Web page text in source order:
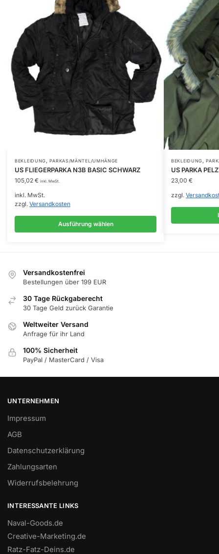
BEKLEIDUNG ,PARKAS/MÄNTEL/UMHÄNGE
US FLIEGERPARKA N3B BASIC SCHWARZ
105,02 € inkl. MwSt.
inkl. MwSt.
zzgl. Versandkosten
Ausführung wählen
Dieses
Produkt
weist
mehrere
Varianten
Die
auf
der
gewählt
BEKLEIDUNG ,
US PARKA
23,00 €
zzgl.
Versandkostenfrei
Bestellungen über 199 EUR
30 Tage Rückgaberecht
30 Tage Geld zurück Garantie
Weltweiter Versand
Anfrage für ihr Land
100% Sicherheit
PayPal / MasterCard / Visa
UNTERNEHMEN
Impressum
AGB
Datenschutzerklärung
Zahlungsarten
Widerrufsbelehrung
INTERESSANTE LINKS
Naval-Goods.de
Creative-Marketing.de
Ratz-Fatz-Deins.de